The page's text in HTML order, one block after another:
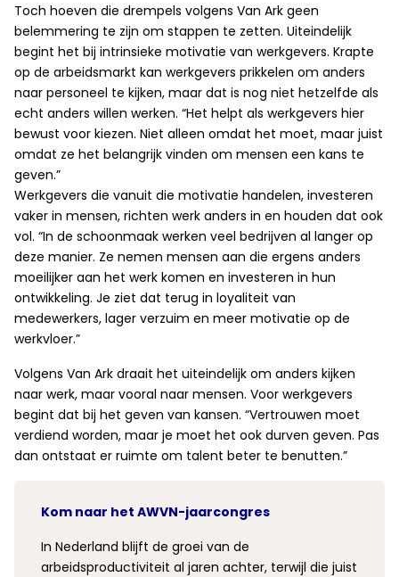
Toch hoeven die drempels volgens Van Ark geen
belemmering te zijn om stappen te zetten. Uiteindelijk
begint het bij intrinsieke motivatie van werkgevers. Krapte
op de arbeidsmarkt kan werkgevers prikkelen om anders
naar personeel te kijken, maar dat is nog niet hetzelfde als
echt anders willen werken. “Het helpt als werkgevers hier
bewust voor kiezen. Niet alleen omdat het moet, maar juist
omdat ze het belangrijk vinden om mensen een kans te
geven.”
Werkgevers die vanuit die motivatie handelen, investeren
vaker in mensen, richten werk anders in en houden dat ook
vol. “In de schoonmaak werken veel bedrijven al langer op
deze manier. Ze nemen mensen aan die ergens anders
moeilijker aan het werk komen en investeren in hun
ontwikkeling. Je ziet dat terug in loyaliteit van
medewerkers, lager verzuim en meer motivatie op de
werkvloer.”
Volgens Van Ark draait het uiteindelijk om anders kijken
naar werk, maar vooral naar mensen. Voor werkgevers
begint dat bij het geven van kansen. “Vertrouwen moet
verdiend worden, maar je moet het ook durven geven. Pas
dan ontstaat er ruimte om talent beter te benutten.”
Kom naar het AWVN-jaarcongres
In Nederland blijft de groei van de
arbeidsproductiviteit al jaren achter, terwijl die juist